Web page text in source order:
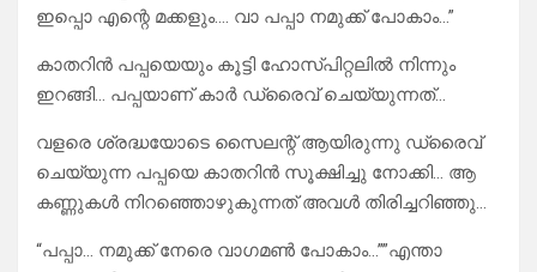
ഇപ്പൊ എന്റെ മക്കളും…. വാ പപ്പാ നമുക്ക് പോകാം…”
കാതറിൻ പപ്പയെയും കൂട്ടി ഹോസ്പിറ്റലിൽ നിന്നും
ഇറങ്ങി… പപ്പയാണ് കാർ ഡ്രൈവ് ചെയ്യുന്നത്…
വളരെ ശ്രദ്ധയോടെ സൈലന്റ് ആയിരുന്നു ഡ്രൈവ്
ചെയ്യുന്ന പപ്പയെ കാതറിൻ സൂക്ഷിച്ചു നോക്കി… ആ
കണ്ണുകൾ നിറഞ്ഞൊഴുകുന്നത് അവൾ തിരിച്ചറിഞ്ഞു…
“പപ്പാ… നമുക്ക് നേരെ വാഗമൺ പോകാം…””എന്താ